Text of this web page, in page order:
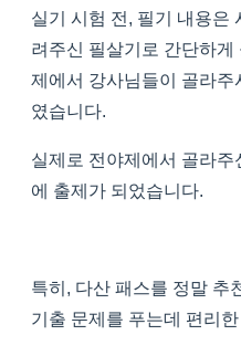
실기 시험 전, 필기 내용은
려주신 필살기로 간단하
제에서 강사님들이 골라
였습니다.
실제로 전야제에서 골라주
에 출제가 되었습니다.
특히, 다산 패스를 정말 추
기출 문제를 푸는데 편리